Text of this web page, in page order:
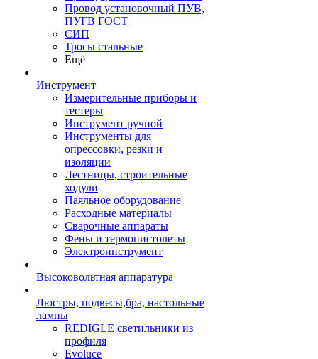
Провод установочный ПУВ,
ПУГВ ГОСТ
СИП
Тросы стальные
Ещё
Инструмент
Измерительные приборы и
тестеры
Инструмент ручной
Инструменты для
опрессовки, резки и
изоляции
Лестницы, строительные
ходули
Паяльное оборудование
Расходные материалы
Сварочные аппараты
Фены и термопистолеты
Электроинструмент
Высоковольтная аппаратура
Люстры, подвесы,бра, настольные
лампы
REDIGLE светильники из
профиля
Evoluce